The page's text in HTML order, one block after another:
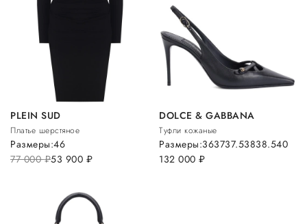
PLEIN SUD
Платье шерстяное
77 000руб.53 900 руб.
Размеры:46
DOLCE & GABBANA
Туфли кожаные
132 000руб.
Размеры:363737.53838.540